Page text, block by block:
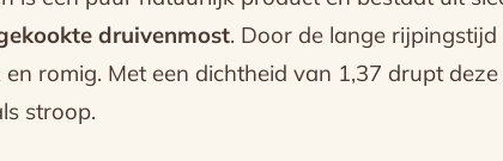
druivenmost. Door de lange
romig. Met een dichtheid van 1,37 drupt
stroop.